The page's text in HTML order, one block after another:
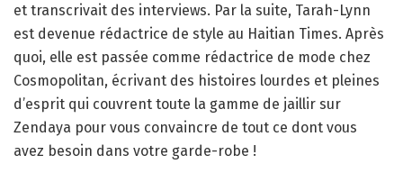
et transcrivait des interviews. Par la suite, Tarah-Lynn
est devenue rédactrice de style au Haitian Times. Après
quoi, elle est passée comme rédactrice de mode chez
Cosmopolitan, écrivant des histoires lourdes et pleines
d’esprit qui couvrent toute la gamme de jaillir sur
Zendaya pour vous convaincre de tout ce dont vous
avez besoin dans votre garde-robe !